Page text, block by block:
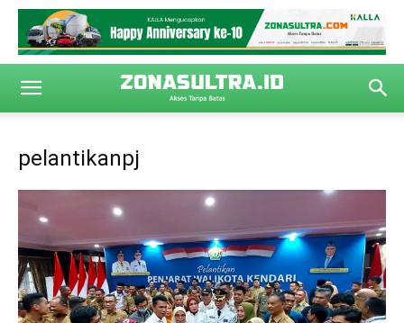
pelantikanpj